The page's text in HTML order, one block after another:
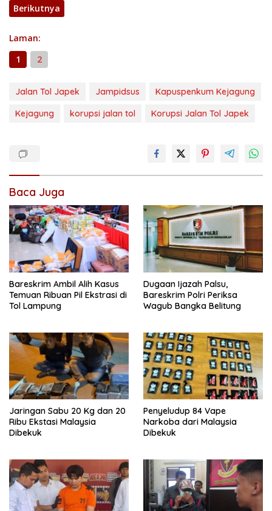
Berikutnya
Laman:
1
2
Jalan Tol Japek Jampidsus
Kapuspenkum Kejagung
Kejagung
korupsi jalan tol Korupsi Jalan Tol Japek
Baca Juga
Bareskrim Ambil Alih Kasus
Temuan Ribuan Pil Ekstrasi di
Tol Lampung
Dugaan Ijazah Palsu,
Bareskrim Polri Periksa
Wagub Bangka Belitung
Jaringan Sabu 20 Kg dan 20
Ribu Ekstasi Malaysia
Dibekuk
Penyeludup 84 Vape
Narkoba dari Malaysia
Dibekuk